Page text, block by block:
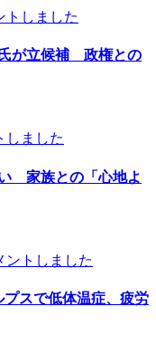
トしました
が立候補 政権との
しました
家族との「心地よ
ントしました
スで低体温症、疲労